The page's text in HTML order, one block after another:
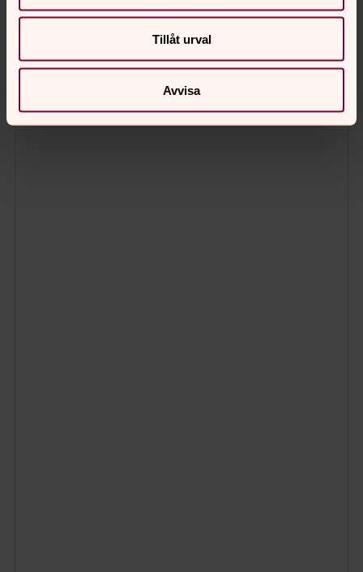
Tillåt urval
Avvisa